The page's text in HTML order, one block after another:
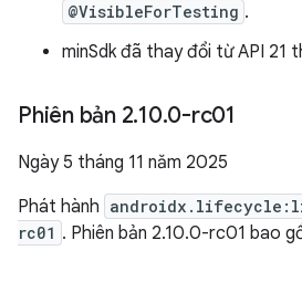
@VisibleForTesting .
minSdk đã thay đổi từ API 21
Phiên bản 2.10.0-rc01
Ngày 5 tháng 11 năm 2025
Phát hành
rc01 . Phiên bản 2.10.0-rc01 bao